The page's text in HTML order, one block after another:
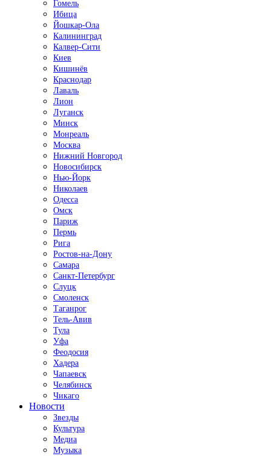
Гомель
Ибица
Йошкар-Ола
Калининград
Калвер-Сити
Киев
Кишинёв
Краснодар
Лаваль
Лион
Луганск
Минск
Монреаль
Москва
Нижний Новгород
Новосибирск
Нью-Йорк
Николаев
Одесса
Омск
Париж
Пермь
Рига
Ростов-на-Дону
Самара
Санкт-Петербург
Слуцк
Смоленск
Таганрог
Тель-Авив
Тула
Уфа
Феодосия
Хадера
Чапаевск
Челябинск
Чикаго
Новости
Звезды
Культура
Медиа
Музыка